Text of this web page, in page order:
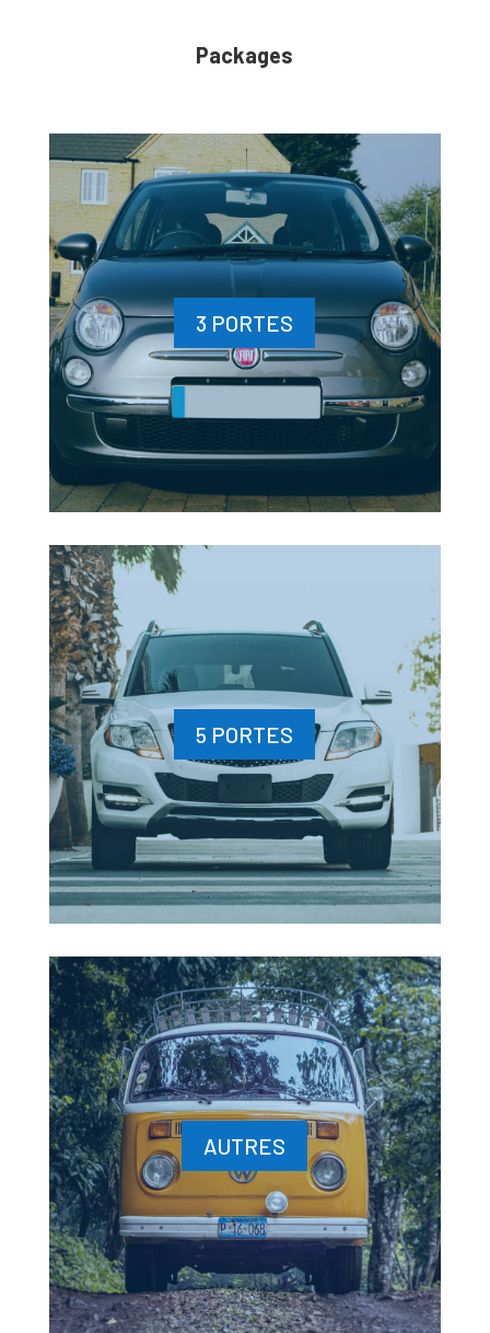
Packages
3 PORTES
5 PORTES
AUTRES